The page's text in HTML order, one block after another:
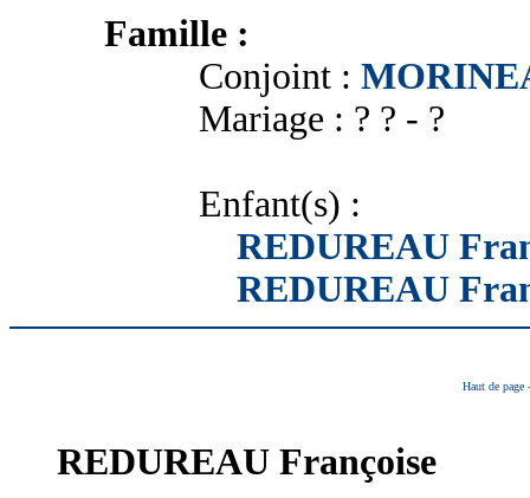
Famille :
Conjoint :
Mariage : ? ? - ?
Enfant(s) :
REDUREAU
REDUREAU
Haut de page
REDUREAU Françoise